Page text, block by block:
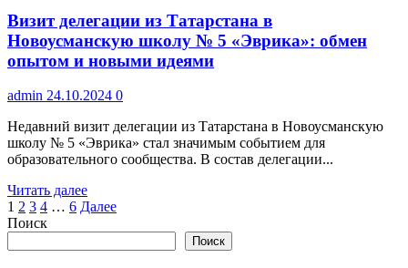
сотрудники
уголовного
розыска
задержали
в
автомобиля
Визит делегации из Татарстана в
Новоусманскую школу № 5 «Эврика»: обмен
опытом и новыми идеями
admin 24.10.2024 0
Недавний визит делегации из Татарстана в Новоусманскую
школу № 5 «Эврика» стал значимым событием для
образовательного сообщества. В состав делегации...
Читать далееПрочитать
больше
делегации
Пагинация
записей
1 2 3 4 … 6 Далее
Поиск
Поиск